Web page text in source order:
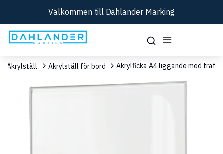
Välkommen till Dahlander Marking
Akrylställ Akrylställ för bord Akrylficka A4 liggande med träfot